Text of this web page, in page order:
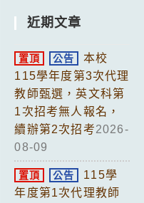
近期文章
置頂 公告
本校
115學年度第3次代理
教師甄選，英文科第
1次招考無人報名，
續辦第2次招考2026-
08-09
置頂 公告
115學
年度第1次代理教師